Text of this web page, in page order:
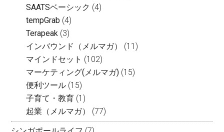
SAATSベーシック (4)
tempGrab (4)
Terapeak (3)
インバウンド（メルマガ）
(11)
マインドセット (102)
マーケティング(メルマガ) (15)
便利ツール (15)
子育て・教育 (1)
起業（メルマガ）
(77)